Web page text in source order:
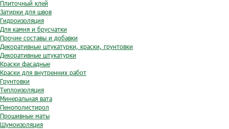
Плиточный клей
Затирки для швов
Гидроизоляция
Для камня и брусчатки
Прочие составы и добавки
Декоративные штукатурки, краски, грунтовки
Декоративные штукатурки
Краски фасадные
Краски для внутренних работ
Грунтовки
Теплоизоляция
Минеральная вата
Пенополистирол
Прошивные маты
Шумоизоляция